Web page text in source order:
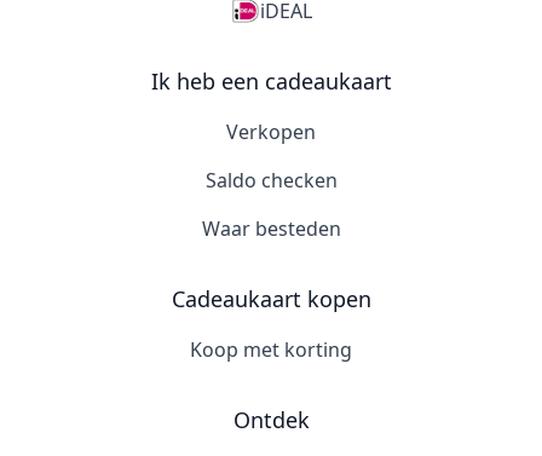
iDEAL
Ik heb een cadeaukaart
Verkopen
Saldo checken
Waar besteden
Cadeaukaart kopen
Koop met korting
Ontdek